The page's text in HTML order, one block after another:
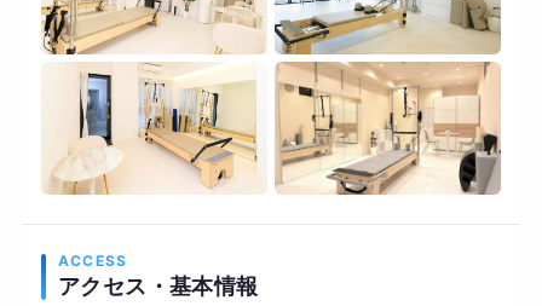
ACCESS
アクセス・基本情報